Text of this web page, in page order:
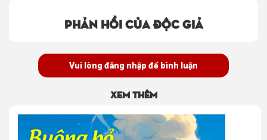
Phản hồi của độc giả
Vui lòng đăng nhập để bình luận
Xem thêm